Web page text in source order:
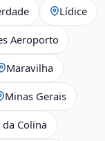
Lídice
Aeroporto
Maravilha
Minas Gerais
Colina